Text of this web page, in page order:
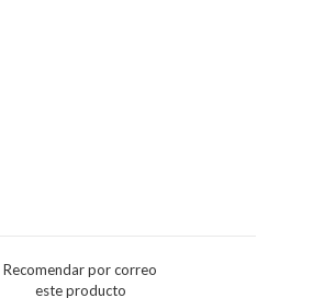
Recomendar por correo
este producto